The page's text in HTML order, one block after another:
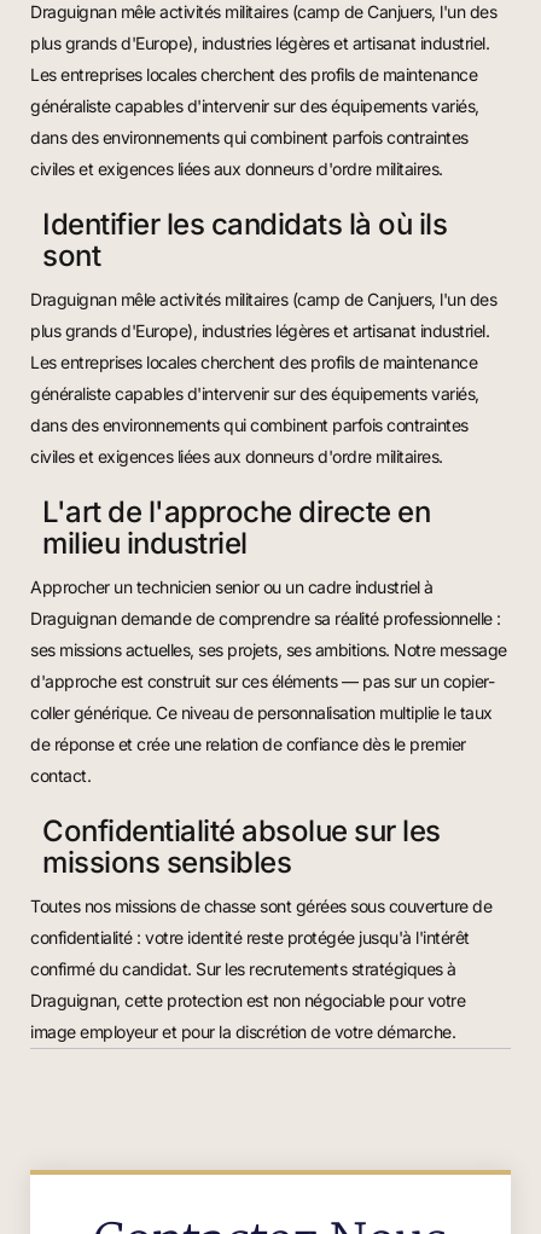
Draguignan mêle activités militaires (camp de Canjuers, l'un des
plus grands d'Europe), industries légères et artisanat industriel.
Les entreprises locales cherchent des profils de maintenance
généraliste capables d'intervenir sur des équipements variés,
dans des environnements qui combinent parfois contraintes
civiles et exigences liées aux donneurs d'ordre militaires.
Identifier les candidats là où ils
sont
Draguignan mêle activités militaires (camp de Canjuers, l'un des
plus grands d'Europe), industries légères et artisanat industriel.
Les entreprises locales cherchent des profils de maintenance
généraliste capables d'intervenir sur des équipements variés,
dans des environnements qui combinent parfois contraintes
civiles et exigences liées aux donneurs d'ordre militaires.
L'art de l'approche directe en
milieu industriel
Approcher un technicien senior ou un cadre industriel à
Draguignan demande de comprendre sa réalité professionnelle :
ses missions actuelles, ses projets, ses ambitions. Notre message
d'approche est construit sur ces éléments — pas sur un copier-
coller générique. Ce niveau de personnalisation multiplie le taux
de réponse et crée une relation de confiance dès le premier
contact.
Confidentialité absolue sur les
missions sensibles
Toutes nos missions de chasse sont gérées sous couverture de
confidentialité : votre identité reste protégée jusqu'à l'intérêt
confirmé du candidat. Sur les recrutements stratégiques à
Draguignan, cette protection est non négociable pour votre
image employeur et pour la discrétion de votre démarche.